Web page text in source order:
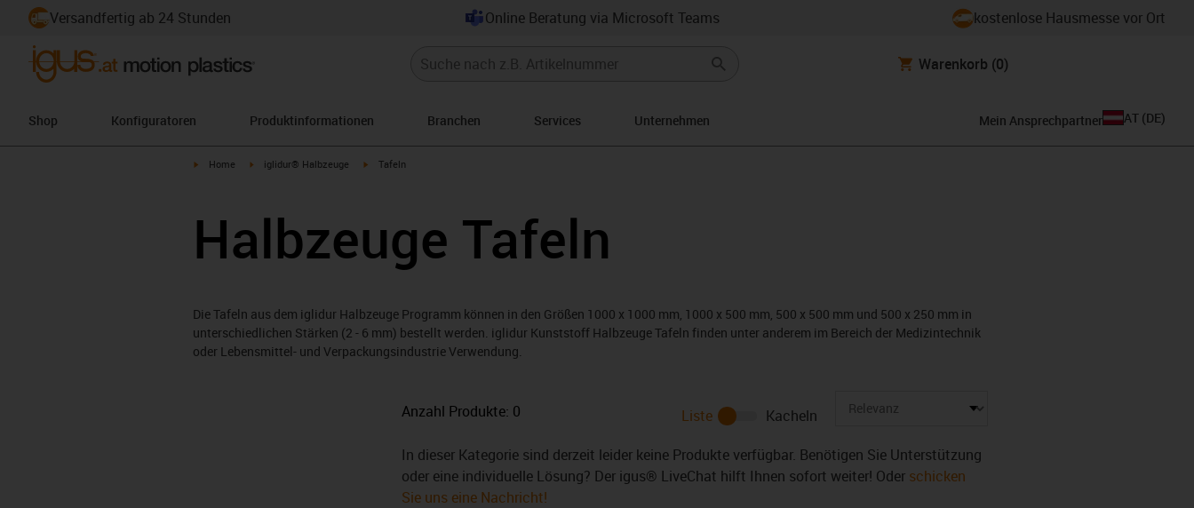
Versandfertig ab 24 Stunden Online Beratung via Microsoft Teams kostenlose Hausmesse vor Ort
Warenkorb (0)
Shop Konfiguratoren Produktinformationen Branchen Services Unternehmen Mein Ansprechpartner AT (DE)
igus-icon-arrow-right
Home igus-icon-arrow-right
iglidur® Halbzeuge igus-icon-arrow-right
Tafeln
Halbzeuge Tafeln
Die Tafeln aus dem iglidur Halbzeuge Programm können in den Größen 1000 x 1000 mm, 1000 x 500 mm, 500 x 500 mm und 500 x 250 mm in
unterschiedlichen Stärken (2 - 6 mm) bestellt werden. iglidur Kunststoff Halbzeuge Tafeln finden unter anderem im Bereich der Medizintechnik
oder Lebensmittel- und Verpackungsindustrie Verwendung.
Anzahl Produkte: 0 Liste
Kacheln
In dieser Kategorie sind derzeit leider keine Produkte verfügbar. Benötigen Sie Unterstützung
oder eine individuelle Lösung? Der igus® LiveChat hilft Ihnen sofort weiter! Oder schicken
Sie uns eine Nachricht!